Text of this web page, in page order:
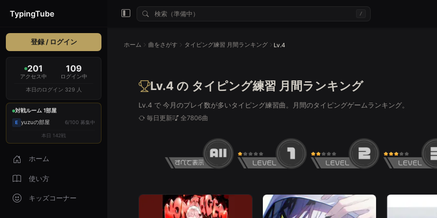
TypingTube
登録 / ログイン
201
アクセス中
109
ログイン中
本日のログイン 329 人
対戦ルーム 1部屋
E yuzuの部屋 6/100 募集中
本日 142戦
ホーム
使い方
キッズコーナー
/
ホーム 曲をさがす タイピング練習 月間ランキング Lv.4
Lv.4 の タイピング練習 月間ランキング
Lv.4 で 今月のプレイ数が多いタイピング練習曲。月間のタイピングゲームランキング。
毎日更新 全7806曲